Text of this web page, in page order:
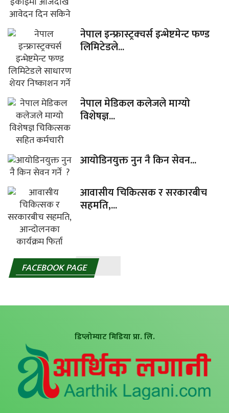
नेपाल इन्फ्रास्ट्रक्चर्स इन्भेष्टमेन्ट फण्ड
लिमिटेडले...
नेपाल मेडिकल कलेजले माग्यो
विशेषज्ञ...
आयोडिनयुक्त नुन नै किन सेवन...
आवासीय चिकित्सक र सरकारबीच
सहमति,...
FACEBOOK PAGE
डिप्लोम्याट मिडिया प्रा. लि.